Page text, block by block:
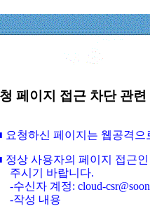
페이지 접근 차단 관
요청하신 페이지는 웹공격
정상 사용자의 페이지 접근
주시기 바랍니다.
-수신자 계정: cloud-
-작성 내용